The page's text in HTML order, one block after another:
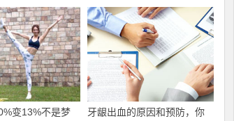
变13%不是梦
牙龈出血的原因和预防，你